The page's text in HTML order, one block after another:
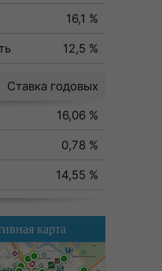
16,1 %
12,5 %
Ставка годовых
16,06 %
0,78 %
14,55 %
карта